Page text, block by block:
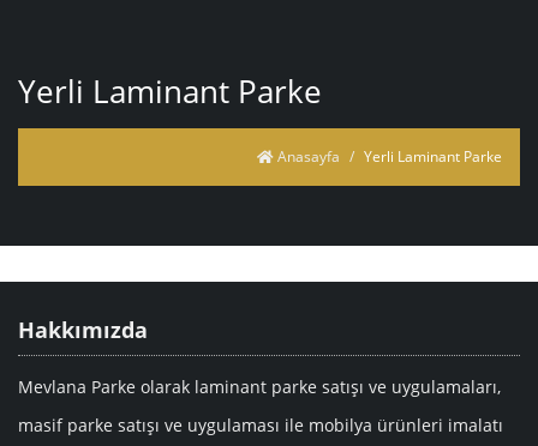
Yerli Laminant Parke
Anasayfa Yerli Laminant Parke
Hakkımızda
Mevlana Parke olarak laminant parke satışı ve uygulamaları,
masif parke satışı ve uygulaması ile mobilya ürünleri imalatı